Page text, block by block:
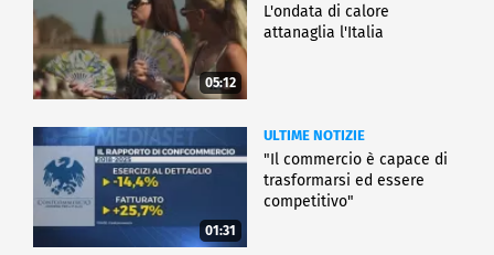
05:12
L'ondata di calore
attanaglia l'Italia
01:31
ULTIME NOTIZIE
"Il commercio è capace di
trasformarsi ed essere
competitivo"